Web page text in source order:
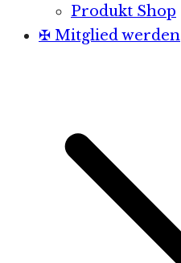
Produkt Shop
✠ Mitglied werden